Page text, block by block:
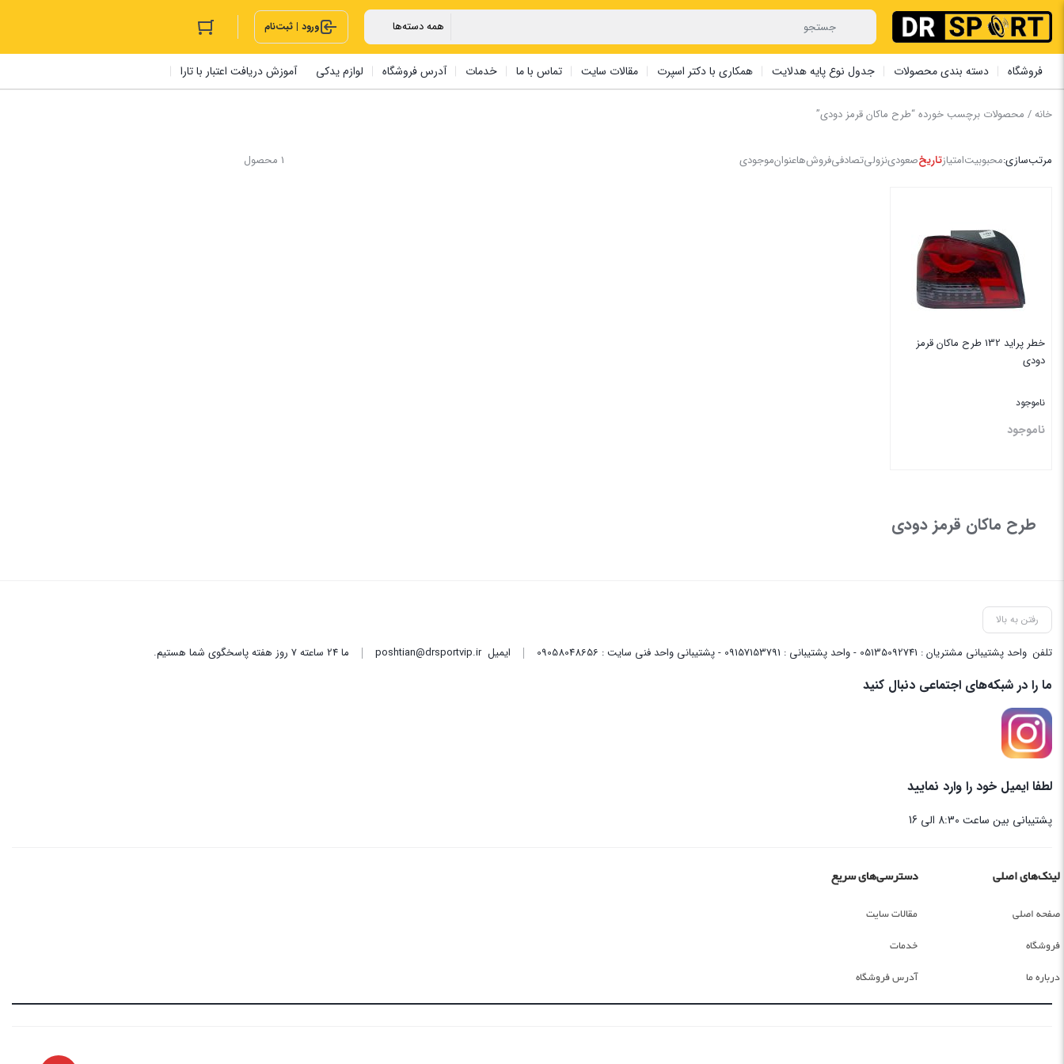
ورود | ثبت‌نام
فروشگاه دسته بندی محصولات جدول نوع پایه هدلایت همکاری با دکتر اسپرت مقالات سایت تماس با ما خدمات آدرس فروشگاه لوازم یدکی آموزش دریافت اعتبار با تارا
خانه/ محصولات برچسب خورده “طرح ماکان قرمز دودی”
1 محصول مرتب‌سازی:محبوبیتامتیازتاریخصعودینزولیتصادفیفروش‌هاعنوانموجودی
خطر پراید 132 طرح ماکان قرمز
دودی
ناموجود
ناموجود
طرح ماکان قرمز دودی
رفتن به بالا
تلفن واحد پشتیبانی مشتریان : 05135092741 - واحد پشتیبانی : 09157153791 - پشتیبانی واحد فنی سایت : 09058048656 ایمیلposhtian@drsportvip.ir ما 24 ساعته 7 روز هفته پاسخگوی شما هستیم.
ما را در شبکه‌های اجتماعی دنبال کنید
لطفا ایمیل خود را وارد نمایید
پشتیبانی بین ساعت 8:30 الی 16
لینک‌های اصلی
صفحه اصلی
فروشگاه
درباره ما
دسترسی‌های سریع
مقالات سایت
خدمات
آدرس فروشگاه